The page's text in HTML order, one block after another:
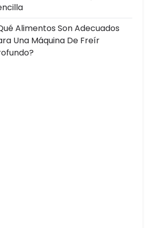
Alimentos Son Adecuados
Una Máquina De Freír